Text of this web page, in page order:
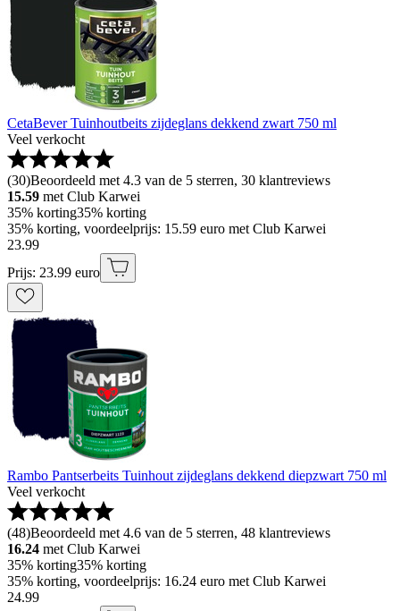
CetaBever Tuinhoutbeits zijdeglans dekkend zwart 750 ml
Veel verkocht
(30)Beoordeeld met 4.3 van de 5 sterren, 30 klantreviews
15.59 met Club Karwei
35% korting35% korting
35% korting, voordeelprijs: 15.59 euro met Club Karwei
23.99
Prijs: 23.99 euro
Rambo Pantserbeits Tuinhout zijdeglans dekkend diepzwart 750 ml
Veel verkocht
(48)Beoordeeld met 4.6 van de 5 sterren, 48 klantreviews
16.24 met Club Karwei
35% korting35% korting
35% korting, voordeelprijs: 16.24 euro met Club Karwei
24.99